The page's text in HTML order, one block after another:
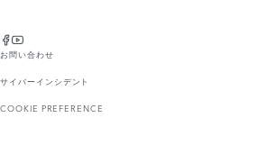
お問い合わせ
サイバーインシデント
COOKIE PREFERENCE